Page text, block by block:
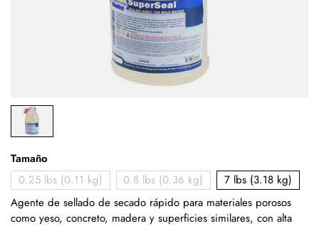
Tamaño
0.25 lbs (0.11 kg)
0.8 lbs (0.36 kg)
7 lbs (3.18 kg)
Agente de sellado de secado rápido para materiales porosos
como yeso, concreto, madera y superficies similares, con alta